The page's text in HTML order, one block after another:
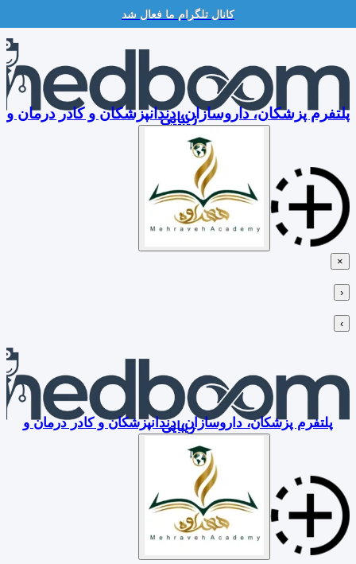
کانال تلگرام ما فعال شد
Skip
content
پلتفرم پزشکان، داروسازان، دندانپزشکان و کادر درمان و
زیبایی
×
‹
›
پلتفرم پزشکان، داروسازان، دندانپزشکان و کادر درمان و
زیبایی